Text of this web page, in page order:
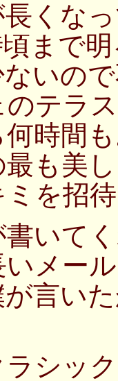
長くな
まで
いの
のテラ
時間
も美
を招
いて
メー
言い
シッ